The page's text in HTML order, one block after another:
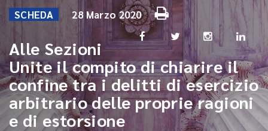
SCHEDA 28 Marzo 2020
Alle Sezioni
Unite il compito di chiarire il
confine tra i delitti di esercizio
arbitrario delle proprie ragioni
e di estorsione